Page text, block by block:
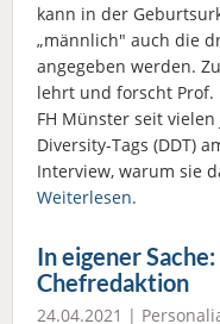
kann in der
„männlich" auch die
angegeben werden.
lehrt und forscht
FH Münster seit
Diversity-Tags (DDT)
Interview, warum sie
Weiterlesen.
In eigener
Chefredaktion
24.04.2021 |